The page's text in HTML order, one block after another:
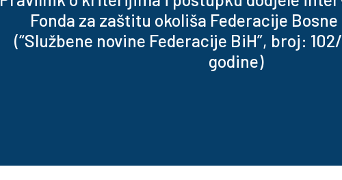
Fonda za zaštitu okoliša Federacije
(“Službene novine Federacije BiH”, broj: 102/
godine)